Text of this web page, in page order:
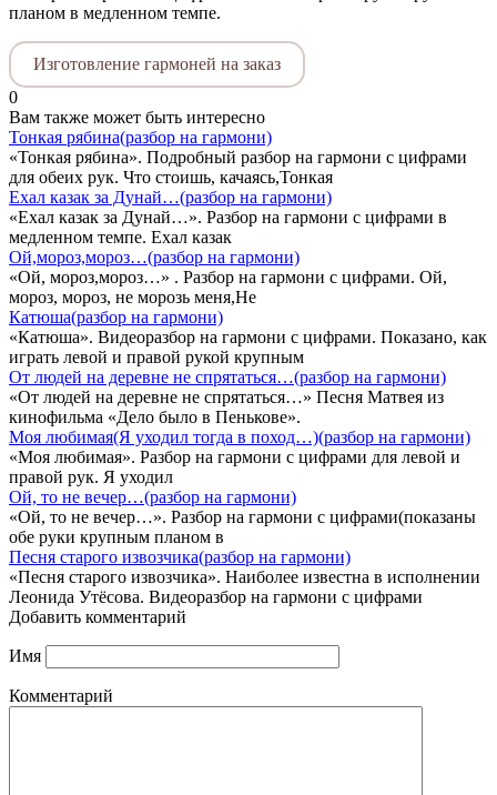
планом в медленном темпе.
Изготовление гармоней на заказ
0
Вам также может быть интересно
Тонкая рябина(разбор на гармони)
«Тонкая рябина». Подробный разбор на гармони с цифрами
для обеих рук. Что стоишь, качаясь,Тонкая
Ехал казак за Дунай…(разбор на гармони)
«Ехал казак за Дунай…». Разбор на гармони с цифрами в
медленном темпе. Ехал казак
Ой,мороз,мороз…(разбор на гармони)
«Ой, мороз,мороз…» . Разбор на гармони с цифрами. Ой,
мороз, мороз, не морозь меня,Не
Катюша(разбор на гармони)
«Катюша». Видеоразбор на гармони с цифрами. Показано, как
играть левой и правой рукой крупным
От людей на деревне не спрятаться…(разбор на гармони)
«От людей на деревне не спрятаться…» Песня Матвея из
кинофильма «Дело было в Пенькове».
Моя любимая(Я уходил тогда в поход…)(разбор на гармони)
«Моя любимая». Разбор на гармони с цифрами для левой и
правой рук. Я уходил
Ой, то не вечер…(разбор на гармони)
«Ой, то не вечер…». Разбор на гармони с цифрами(показаны
обе руки крупным планом в
Песня старого извозчика(разбор на гармони)
«Песня старого извозчика». Наиболее известна в исполнении
Леонида Утёсова. Видеоразбор на гармони с цифрами
Добавить комментарий
Имя
Комментарий